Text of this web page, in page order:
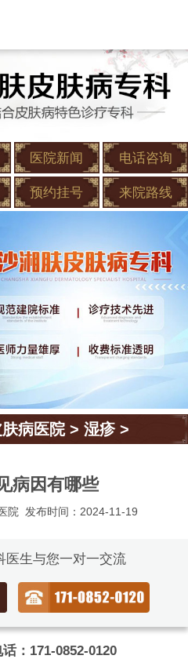
医院新闻 电话咨询
预约挂号 来院路线
病医院>湿疹>
病因有哪些
院 发布时间：2024-11-19
医生与您一对一交流
：171-0852-0120